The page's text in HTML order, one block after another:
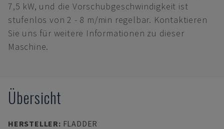
7,5 kW, und die Vorschubgeschwindigkeit ist
stufenlos von 2 - 8 m/min regelbar. Kontaktieren
Sie uns für weitere Informationen zu dieser
Maschine.
Übersicht
HERSTELLER: FLADDER